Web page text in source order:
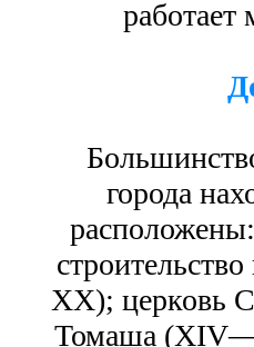
города
XX); церковь
Томаша